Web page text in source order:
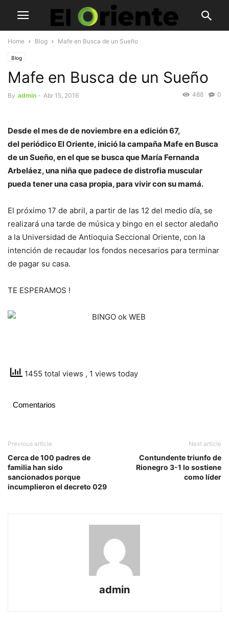
Home Blog Mafe en Busca de un Sueño
Blog
Mafe en Busca de un Sueño
By admin - Abr 15, 2016 0
488
Desde el mes de de noviembre en a edición 67,
del periódico El Oriente, inició la campaña Mafe en Busca
de un Sueño, en el que se busca que María Fernanda
Arbeláez, una niña que padece de distrofia muscular
pueda tener una casa propia, para vivir con su mamá.
El próximo 17 de abril, a partir de las 12 del medio día, se
realizará una tarde de música y bingo en el sector aledaño
a la Universidad de Antioquia Seccional Oriente, con la
intención de recaudar los fondos necesarios para terminar
de pagar su casa.
TE ESPERAMOS !
1455 total views , 1 views today
Comentarios
Previous article
Cerca de 100 padres de
familia han sido
sancionados porque
incumplieron el decreto 029
Next article
Contundente triunfo de
Rionegro 3-1 lo sostiene
como líder
admin